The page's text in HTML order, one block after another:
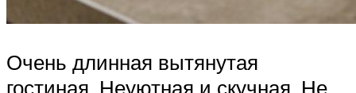
Очень длинная вытянутая
гостиная. Неуютная и скучная. Не